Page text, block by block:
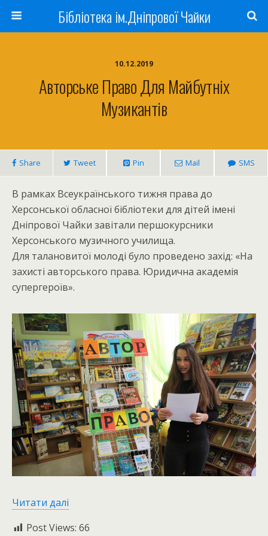
Бібліотека ім.Дніпрової Чайки
10.12.2019
Авторське Право Для Майбутніх
Музикантів
Share Tweet Pin Mail SMS
В рамках Всеукраїнського тижня права до
Херсонської обласної бібліотеки для дітей імені
Дніпрової Чайки завітали першокурсники
Херсонського музичного училища.
Для талановитої молоді було проведено захід: «На
захисті авторського права. Юридична академія
супергероїв».
Читати далі
Post Views: 66